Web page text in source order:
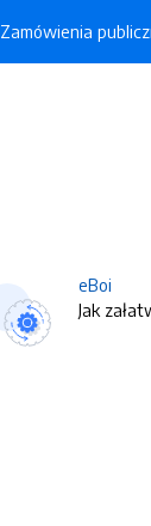
Zamówienia
eBoi
Jak